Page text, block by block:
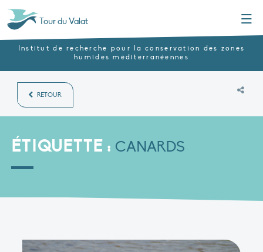
Tour du Valat
Institut de recherche pour la conservation des zones
humides méditerranéennes
RETOUR
ÉTIQUETTE : CANARDS